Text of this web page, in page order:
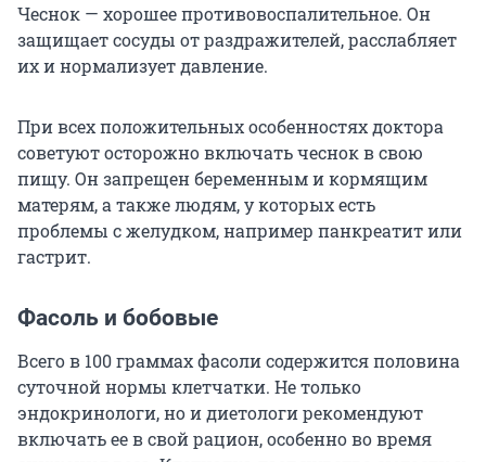
Чеснок — хорошее противовоспалительное. Он
защищает сосуды от раздражителей, расслабляет
их и нормализует давление.
При всех положительных особенностях доктора
советуют осторожно включать чеснок в свою
пищу. Он запрещен беременным и кормящим
матерям, а также людям, у которых есть
проблемы с желудком, например панкреатит или
гастрит.
Фасоль и бобовые
Всего в 100 граммах фасоли содержится половина
суточной нормы клетчатки. Не только
эндокринологи, но и диетологи рекомендуют
включать ее в свой рацион, особенно во время